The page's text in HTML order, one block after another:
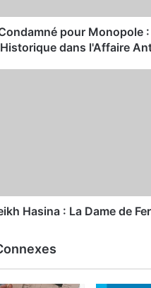
pour Monopole
Historique dans l'Affaire
Hasina : La Dame de